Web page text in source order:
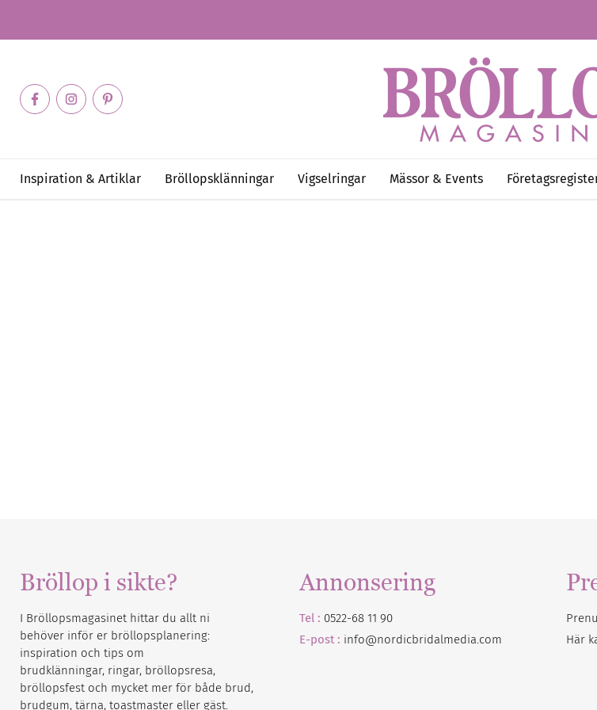
Inspiration & Artiklar Bröllopsklänningar Vigselringar Mässor & Events
Bröllop i sikte?
I Bröllopsmagasinet hittar du allt ni
behöver inför er bröllopsplanering:
inspiration och tips om
brudklänningar, ringar, bröllopsresa,
bröllopsfest och mycket mer för både brud,
brudgum, tärna, toastmaster eller gäst.
Annonsering
Tel : 0522-68 11 90
E-post : info@nordicbridalmedia.com
Här